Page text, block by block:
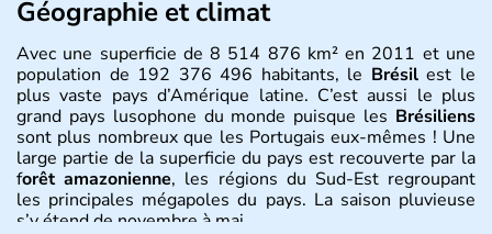
Géographie et climat
Avec une superficie de 8 514 876 km² en 2011 et une
population de 192 376 496 habitants, le Brésilest le
plus vaste pays d’Amérique latine. C’est aussi le plus
grand pays lusophone du monde puisque les Brésiliens
sont plus nombreux que les Portugais eux-mêmes ! Une
large partie de la superficie du pays est recouverte par la
forêt amazonienne, les régions du Sud-Est regroupant
les principales mégapoles du pays. La saison pluvieuse
s’y étend de novembre à mai.